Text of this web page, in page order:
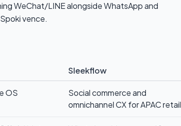
WeChat/LINE alongside WhatsApp and
vence.
Sleekflow
OS
Social commerce and
omnichannel CX for APAC retail